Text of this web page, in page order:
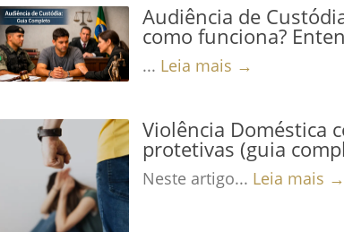
Audiência de
como funciona?
... Leia mais →
Violência Doméstica
protetivas (guia
Neste artigo... Leia mais →